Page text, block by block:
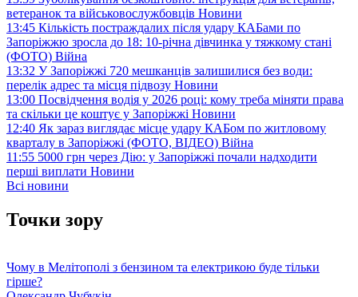
ветеранок та військовослужбовців Новини
13:45 Кількість постраждалих після удару КАБами по
Запоріжжю зросла до 18: 10-річна дівчинка у тяжкому стані
(ФОТО) Війна
13:32 У Запоріжжі 720 мешканців залишилися без води:
перелік адрес та місця підвозу Новини
13:00 Посвідчення водія у 2026 році: кому треба міняти права
та скільки це коштує у Запоріжжі Новини
12:40 Як зараз виглядає місце удару КАБом по житловому
кварталу в Запоріжжі (ФОТО, ВІДЕО) Війна
11:55 5000 грн через Дію: у Запоріжжі почали надходити
перші виплати Новини
Всі новини
Точки зору
Чому в Мелітополі з бензином та електрикою буде тільки
гірше?